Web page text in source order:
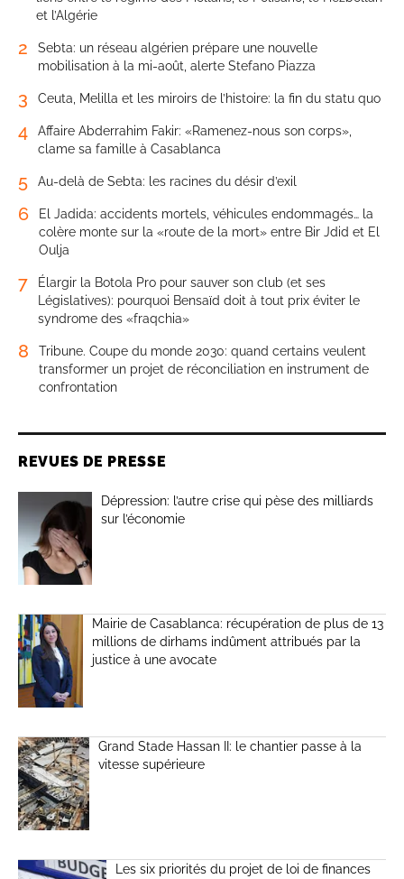
et l’Algérie
2
Sebta: un réseau algérien prépare une nouvelle
mobilisation à la mi-août, alerte Stefano Piazza
3 Ceuta, Melilla et les miroirs de l’histoire: la fin du statu quo
4
Affaire Abderrahim Fakir: «Ramenez-nous son corps»,
clame sa famille à Casablanca
5 Au-delà de Sebta: les racines du désir d’exil
6
El Jadida: accidents mortels, véhicules endommagés… la
colère monte sur la «route de la mort» entre Bir Jdid et El
Oulja
7
Élargir la Botola Pro pour sauver son club (et ses
Législatives): pourquoi Bensaïd doit à tout prix éviter le
syndrome des «fraqchia»
8
Tribune. Coupe du monde 2030: quand certains veulent
transformer un projet de réconciliation en instrument de
confrontation
REVUES DE PRESSE
Dépression: l’autre crise qui pèse des milliards
sur l’économie
Mairie de Casablanca: récupération de plus de 13
millions de dirhams indûment attribués par la
justice à une avocate
Grand Stade Hassan II: le chantier passe à la
vitesse supérieure
Les six priorités du projet de loi de finances